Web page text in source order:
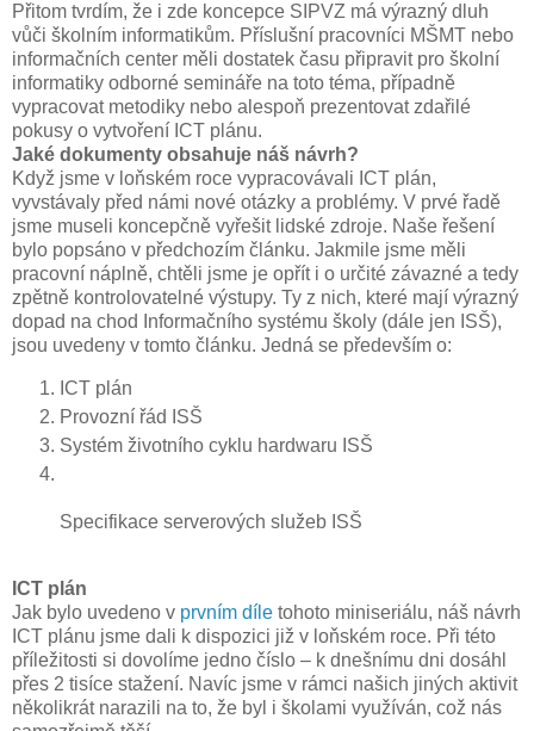
Přitom tvrdím, že i zde koncepce SIPVZ má výrazný dluh
vůči školním informatikům. Příslušní pracovníci MŠMT nebo
informačních center měli dostatek času připravit pro školní
informatiky odborné semináře na toto téma, případně
vypracovat metodiky nebo alespoň prezentovat zdařilé
pokusy o vytvoření ICT plánu.
Jaké dokumenty obsahuje náš návrh?
Když jsme v loňském roce vypracovávali ICT plán,
vyvstávaly před námi nové otázky a problémy. V prvé řadě
jsme museli koncepčně vyřešit lidské zdroje. Naše řešení
bylo popsáno v předchozím článku. Jakmile jsme měli
pracovní náplně, chtěli jsme je opřít i o určité závazné a tedy
zpětně kontrolovatelné výstupy. Ty z nich, které mají výrazný
dopad na chod Informačního systému školy (dále jen ISŠ),
jsou uvedeny v tomto článku. Jedná se především o:
ICT plán
Provozní řád ISŠ
Systém životního cyklu hardwaru ISŠ
Specifikace serverových služeb ISŠ
ICT plán
Jak bylo uvedeno v prvním díle tohoto miniseriálu, náš návrh
ICT plánu jsme dali k dispozici již v loňském roce. Při této
příležitosti si dovolíme jedno číslo – k dnešnímu dni dosáhl
přes 2 tisíce stažení. Navíc jsme v rámci našich jiných aktivit
několikrát narazili na to, že byl i školami využíván, což nás